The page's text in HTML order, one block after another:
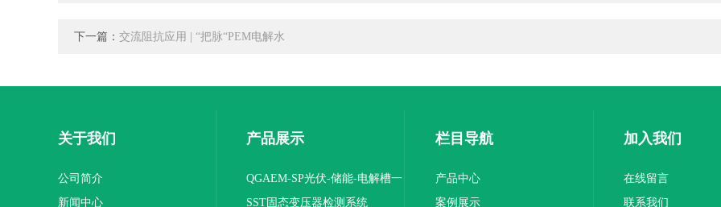
下一篇： 交流阻抗应用 | “把脉“PEM电解水
关于我们
公司简介
新闻中心
产品展示
QGAEM-SP光伏-储能-电解槽一
体化测试平台
SST固态变压器检测系统
栏目导航
产品中心
案例展示
加入我们
在线留言
联系我们